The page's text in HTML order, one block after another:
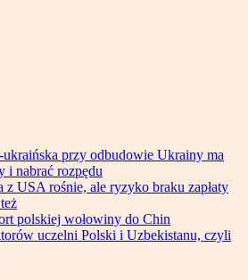
ukraińska przy odbudowie Ukrainy ma
i nabrać rozpędu
z USA rośnie, ale ryzyko braku zapłaty
polskiej wołowiny do Chin
uczelni Polski i Uzbekistanu, czyli